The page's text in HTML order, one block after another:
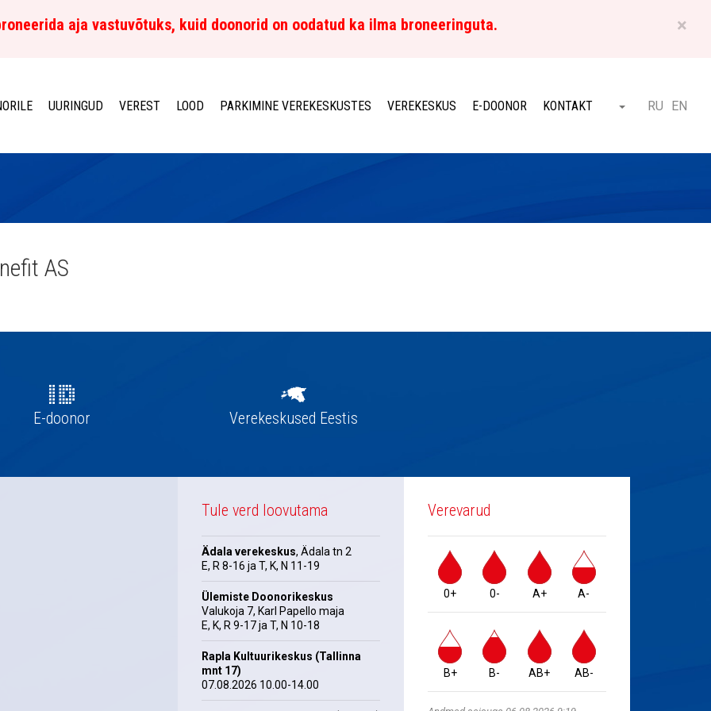
×
aja vastuvõtuks, kuid doonorid on oodatud ka ilma broneeringuta.
UURINGUD VEREST LOOD PARKIMINE VEREKESKUSTES VEREKESKUS E-DOONOR KONTAKT Otsi ET
RU EN
AS
E-doonor Verekeskused Eestis
Tule verd loovutama
Ädala verekeskus, Ädala tn 2
E, R 8-16 ja T, K, N 11-19
Ülemiste Doonorikeskus
Valukoja 7, Karl Papello maja
E, K, R 9-17 ja T, N 10-18
Rapla Kultuurikeskus (Tallinna
mnt 17)
07.08.2026 10.00-14.00
Verevarud
0+ 0- A+ A-
B+ B- AB+ AB-